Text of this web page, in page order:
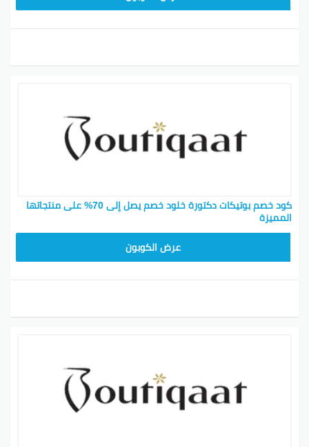
كود خصم بوتيكات دكتورة خلود خصم يصل إلى 70% على منتجاتها
المميزة
عرض الكوبون